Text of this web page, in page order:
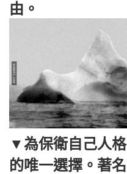
由。
▼為保衛自己人
的唯一選擇。著